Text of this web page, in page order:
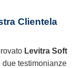
Clientela
Levitra Soft
testimonianze